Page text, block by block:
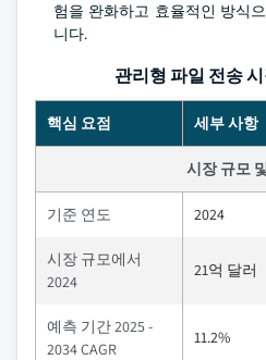
험을 완화하고 효율적인 방식
니다.
관리형 파일 전송
핵심 요점 세부 사항
시장 규모
기준 연도 2024
시장 규모에서
2024
21억 달러
예측 기간 2025 -
2034 CAGR
11.2%